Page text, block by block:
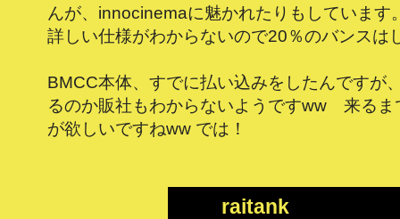
んが、innocinemaに魅かれたりもしています
詳しい仕様がわからないので20％のバンスは
BMCC本体、すでに払い込みをしたんですが
るのか販社もわからないようですww 来るま
が欲しいですねww では！
raitank